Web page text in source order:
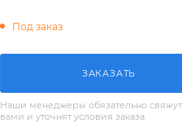
Под заказ
ЗАКАЗАТЬ
Наши менеджеры обязательно
вами и уточнят условия заказа